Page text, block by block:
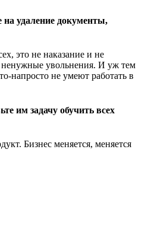
удаление документы,
это не наказание и не
ненужные увольнения. И уж тем
напросто не умеют работать в
им задачу обучить всех
Бизнес меняется, меняется